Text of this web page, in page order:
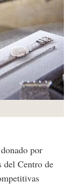
por
del Centro de